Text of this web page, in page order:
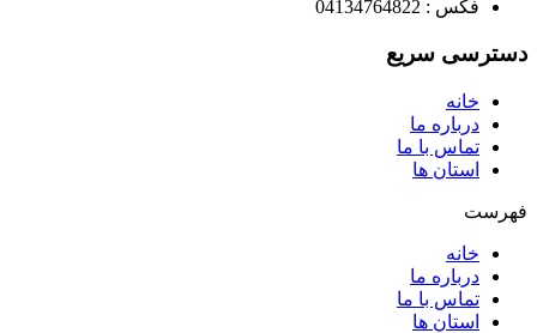
فکس : 04134764822
دسترسی سریع
خانه
درباره ما
تماس با ما
استان ها
فهرست
خانه
درباره ما
تماس با ما
استان ها